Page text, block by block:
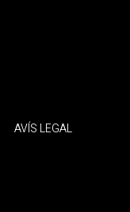
AVÍS LEGAL